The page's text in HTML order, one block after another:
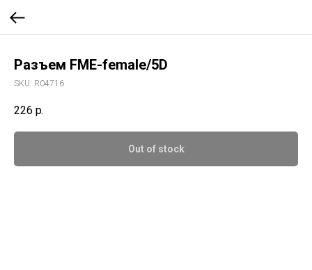
Разъем FME-female/5D
SKU: R04716
226 р.
Out of stock